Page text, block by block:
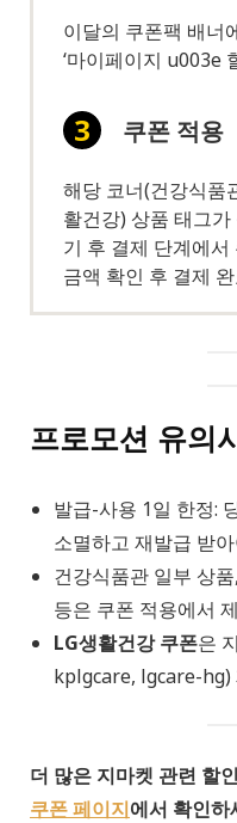
이달의 쿠폰팩 배너
‘마이페이지 u003e
쿠폰 적용
해당 코너(건강식품
활건강) 상품 태그
기 후 결제 단계에
금액 확인 후 결제
프로모션 유의
발급-사용 1일 한정:
소멸하고 재발급 받
건강식품관 일부 상품
등은 쿠폰 적용에서
LG생활건강 쿠폰은
kplgcare, lgcare-hg)
더 많은 지마켓 관련 할
쿠폰 페이지에서 확인하